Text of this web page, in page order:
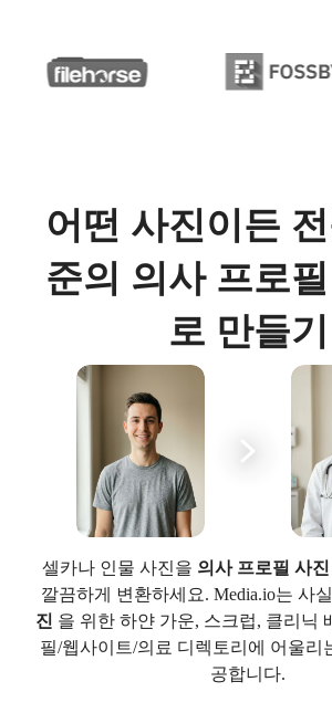
어떤 사진이든
준의 의사 프로
로 만들기
셀카나 인물 사진을 의사 프로필 사진
깔끔하게 변환하세요. Media.io는 사
진 을 위한 하얀 가운, 스크럽, 클리닉
필/웹사이트/의료 디렉토리에 어울리
공합니다.